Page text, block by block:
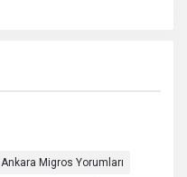
Ankara Migros Yorumları